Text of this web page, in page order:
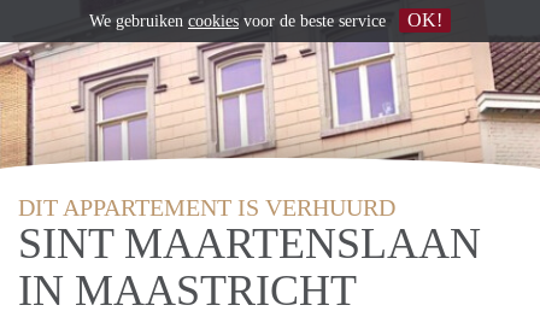
DIT APPARTEMENT IS VERHUURD
SINT MAARTENSLAAN
IN MAASTRICHT
We gebruiken cookies voor de beste service OK!